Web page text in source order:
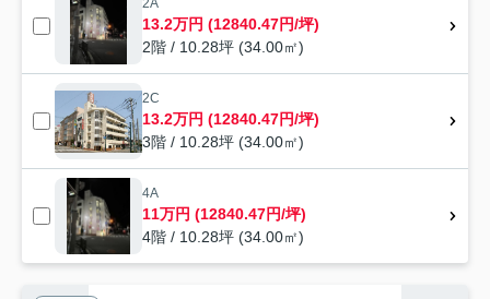
2A
13.2万円 (12840.47円/坪)
2階 / 10.28坪 (34.00㎡)
2C
13.2万円 (12840.47円/坪)
3階 / 10.28坪 (34.00㎡)
4A
11万円 (12840.47円/坪)
4階 / 10.28坪 (34.00㎡)